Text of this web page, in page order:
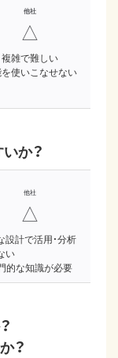
△
複雑で難しい
使いこなせない
か？
△
設計で活用・分析
い
的な知識が必要
？